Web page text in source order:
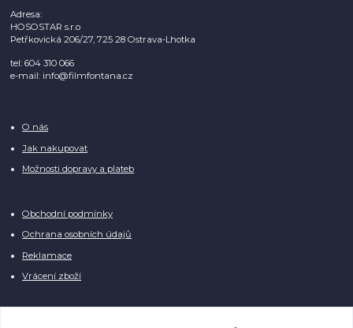
Adresa:
HOSOSTAR s.r.o
Petřkovická 206/27, 725 28 Ostrava-Lhotka
tel: 604 310 066
e-mail: info@filmfontana.cz
O nás
Jak nakupovat
Možnosti dopravy a plateb
Obchodní podmínky
Ochrana osobních údajů
Reklamace
Vrácení zboží